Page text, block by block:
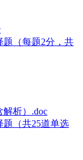
题（每题2分，共
析）.doc
题（共25道单选